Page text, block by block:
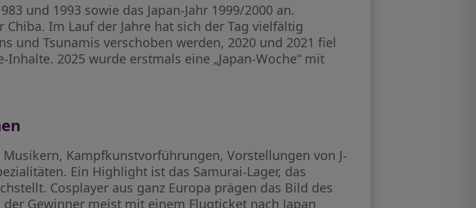
und 1993 sowie das Japan-Jahr 1999/2000 an.
Im Lauf der Jahre hat sich der Tag vielfältig
und Tsunamis verschoben werden, 2020 und 2021 fiel
2025 wurde erstmals eine „Japan-Woche“ mit
Kampfkunstvorführungen, Vorstellungen von J-
Ein Highlight ist das Samurai-Lager, das
Cosplayer aus ganz Europa prägen das Bild des
Gewinner meist mit einem Flugticket nach Japan